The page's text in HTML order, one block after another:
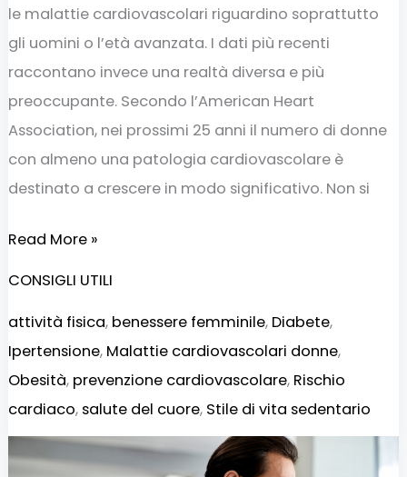
le malattie cardiovascolari riguardino soprattutto
gli uomini o l’età avanzata. I dati più recenti
raccontano invece una realtà diversa e più
preoccupante. Secondo l’American Heart
Association, nei prossimi 25 anni il numero di donne
con almeno una patologia cardiovascolare è
destinato a crescere in modo significativo. Non si
Read More »
CONSIGLI UTILI
attività fisica, benessere femminile, Diabete,
Ipertensione, Malattie cardiovascolari donne,
Obesità, prevenzione cardiovascolare, Rischio
cardiaco, salute del cuore, Stile di vita sedentario